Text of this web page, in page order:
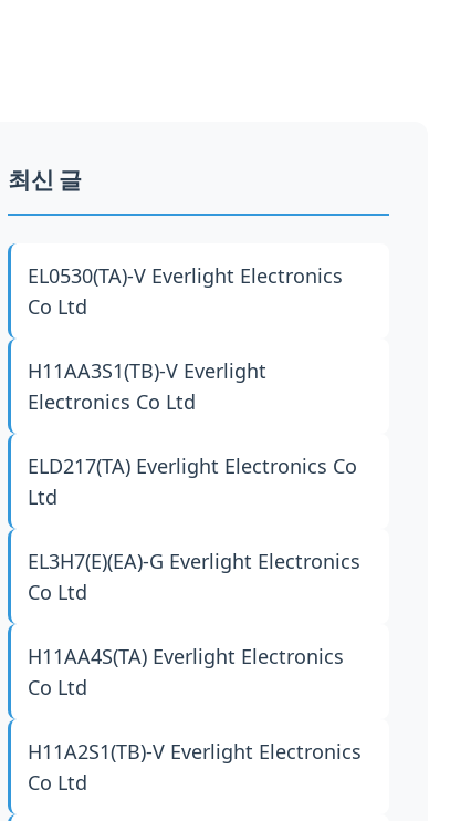
최신 글
EL0530(TA)-V Everlight Electronics
Co Ltd
H11AA3S1(TB)-V Everlight
Electronics Co Ltd
ELD217(TA) Everlight Electronics Co
Ltd
EL3H7(E)(EA)-G Everlight Electronics
Co Ltd
H11AA4S(TA) Everlight Electronics
Co Ltd
H11A2S1(TB)-V Everlight Electronics
Co Ltd